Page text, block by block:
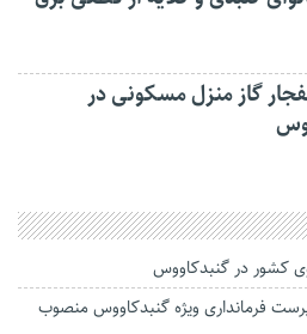
گاز منزل مسکونی در
کشور در گنبدکاووس
فرمانداری ویژه گنبدکاووس منصوب